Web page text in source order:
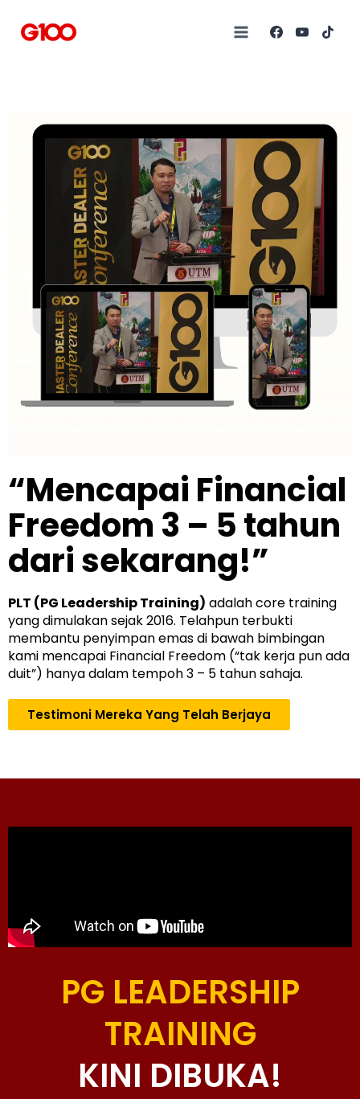
“Mencapai Financial
Freedom 3 – 5 tahun
dari sekarang!”
PLT (PG Leadership Training) adalah core training
yang dimulakan sejak 2016. Telahpun terbukti
membantu penyimpan emas di bawah bimbingan
kami mencapai Financial Freedom (“tak kerja pun ada
duit”) hanya dalam tempoh 3 – 5 tahun sahaja.
Testimoni Mereka Yang Telah Berjaya
PG LEADERSHIP
TRAINING
KINI DIBUKA!